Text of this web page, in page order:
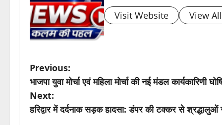
Visit Website View
P
o
s
Previous:
भाजपा युवा मोर्चा एवं महिला मोर्चा की नई मंडल कार्यकारिणी
Next:
हरिद्वार में दर्दनाक सड़क हादसा: डंपर की टक्कर से